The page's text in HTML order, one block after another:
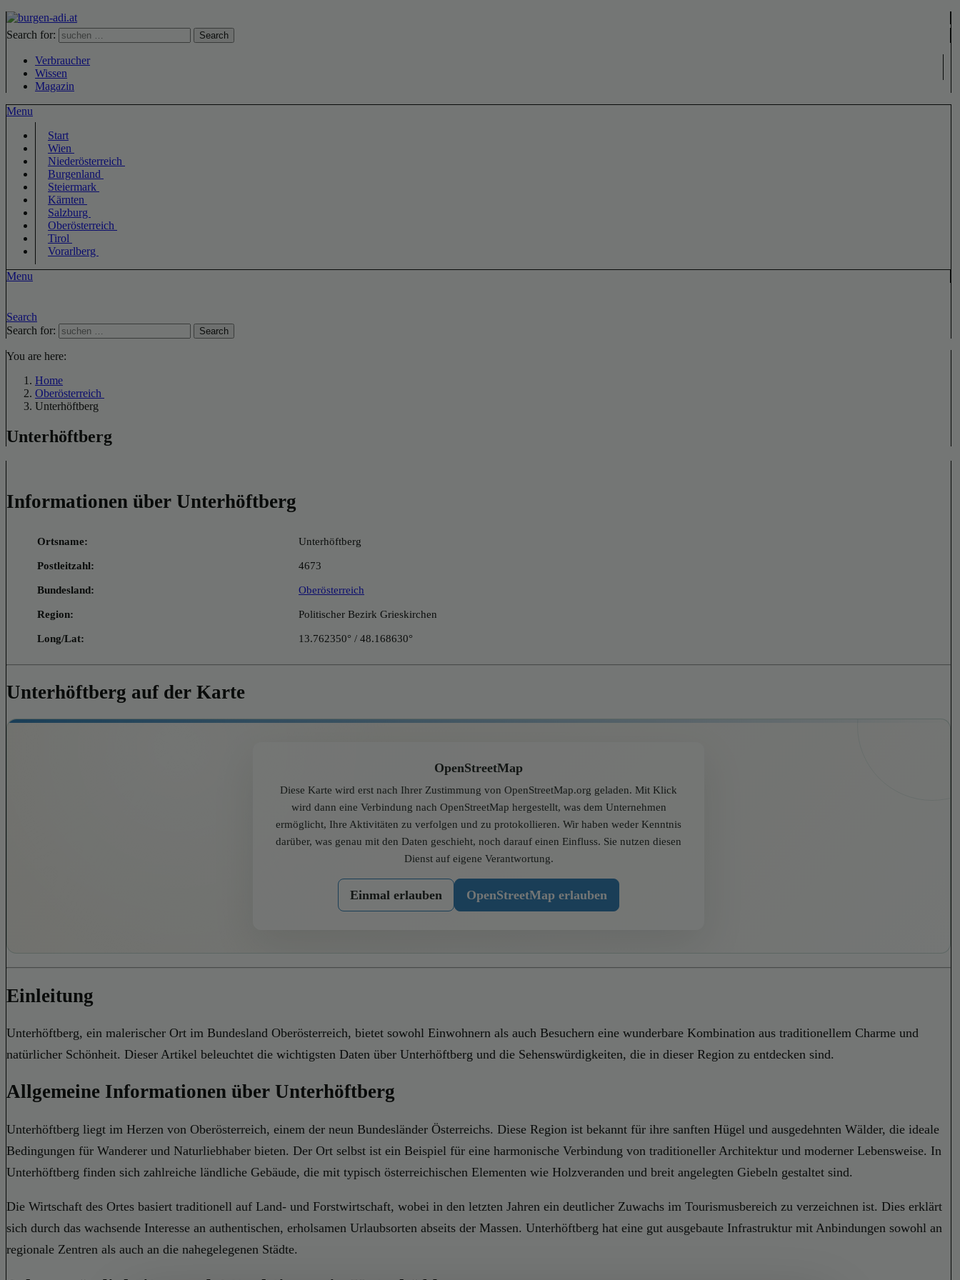
Search for: Search
Verbraucher
Wissen
Magazin
Menu
Start
Wien
Niederösterreich
Burgenland
Steiermark
Kärnten
Salzburg
Oberösterreich
Tirol
Vorarlberg
Menu
Search
Search for:
Search
You are here:
Home
Oberösterreich
Unterhöftberg
Unterhöftberg
Informationen über Unterhöftberg
Ortsname: Unterhöftberg
Postleitzahl: 4673
Bundesland: Oberösterreich
Region: Politischer Bezirk Grieskirchen
Long/Lat: 13.762350° / 48.168630°
Unterhöftberg auf der Karte
OpenStreetMap
Diese Karte wird erst nach Ihrer Zustimmung von OpenStreetMap.org geladen. Mit Klick
wird dann eine Verbindung nach OpenStreetMap hergestellt, was dem Unternehmen
ermöglicht, Ihre Aktivitäten zu verfolgen und zu protokollieren. Wir haben weder Kenntnis
darüber, was genau mit den Daten geschieht, noch darauf einen Einfluss. Sie nutzen diesen
Dienst auf eigene Verantwortung.
Einmal erlauben OpenStreetMap erlauben
Einleitung
Unterhöftberg, ein malerischer Ort im Bundesland Oberösterreich, bietet sowohl Einwohnern als auch Besuchern eine wunderbare Kombination aus traditionellem Charme und
natürlicher Schönheit. Dieser Artikel beleuchtet die wichtigsten Daten über Unterhöftberg und die Sehenswürdigkeiten, die in dieser Region zu entdecken sind.
Allgemeine Informationen über Unterhöftberg
Unterhöftberg liegt im Herzen von Oberösterreich, einem der neun Bundesländer Österreichs. Diese Region ist bekannt für ihre sanften Hügel und ausgedehnten Wälder, die ideale
Bedingungen für Wanderer und Naturliebhaber bieten. Der Ort selbst ist ein Beispiel für eine harmonische Verbindung von traditioneller Architektur und moderner Lebensweise. In
Unterhöftberg finden sich zahlreiche ländliche Gebäude, die mit typisch österreichischen Elementen wie Holzveranden und breit angelegten Giebeln gestaltet sind.
Die Wirtschaft des Ortes basiert traditionell auf Land- und Forstwirtschaft, wobei in den letzten Jahren ein deutlicher Zuwachs im Tourismusbereich zu verzeichnen ist. Dies erklärt
sich durch das wachsende Interesse an authentischen, erholsamen Urlaubsorten abseits der Massen. Unterhöftberg hat eine gut ausgebaute Infrastruktur mit Anbindungen sowohl an
regionale Zentren als auch an die nahegelegenen Städte.